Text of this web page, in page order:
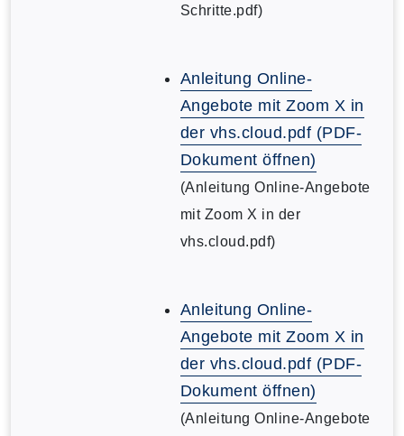
Schritte.pdf)
Anleitung Online-
Angebote mit Zoom X in
der vhs.cloud.pdf (PDF-
Dokument öffnen)
(Anleitung Online-Angebote
mit Zoom X in der
vhs.cloud.pdf)
Anleitung Online-
Angebote mit Zoom X in
der vhs.cloud.pdf (PDF-
Dokument öffnen)
(Anleitung Online-Angebote